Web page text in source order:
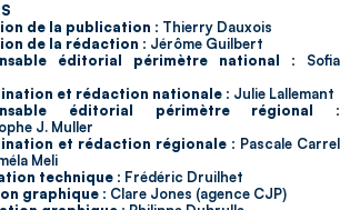
de la publication : Thierry Dauxois
de la rédaction : Jérôme Guilbert
éditorial périmètre national : Sofia
et rédaction nationale : Julie Lallemant
éditorial périmètre régional :
J. Muller
et rédaction régionale : Pascale Carrel
Meli
technique : Frédéric Druilhet
graphique : Clare Jones (agence CJP)